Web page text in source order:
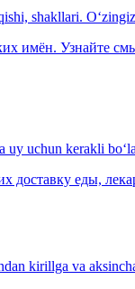
shakllari.
имён. Узнайте
uchun kerakli
еды,
kirillga va